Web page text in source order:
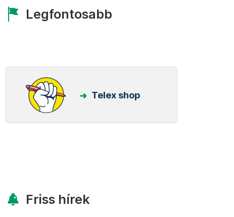
Legfontosabb
Telex shop
Friss hírek